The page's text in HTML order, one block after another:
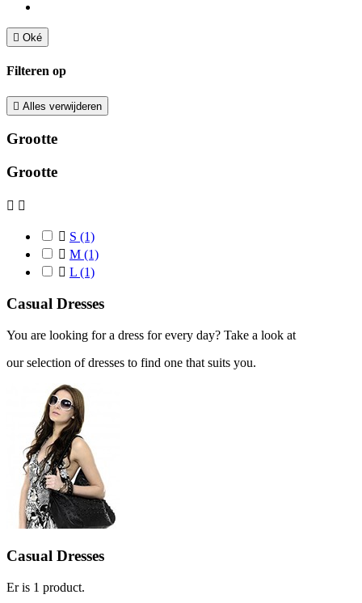
 Oké
Filteren op
 Alles verwijderen
Grootte
Grootte
 
 S (1)
 M (1)
 L (1)
Casual Dresses
You are looking for a dress for every day? Take a look at
our selection of dresses to find one that suits you.
Casual Dresses
Er is 1 product.